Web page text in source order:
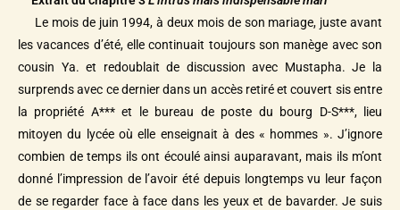
Le mois de juin 1994, à deux mois de son mariage, juste avant
les vacances d’été, elle continuait toujours son manège avec son
cousin Ya. et redoublait de discussion avec Mustapha. Je la
surprends avec ce dernier dans un accès retiré et couvert sis entre
la propriété A*** et le bureau de poste du bourg D-S***, lieu
mitoyen du lycée où elle enseignait à des « hommes ». J’ignore
combien de temps ils ont écoulé ainsi auparavant, mais ils m’ont
donné l’impression de l’avoir été depuis longtemps vu leur façon
de se regarder face à face dans les yeux et de bavarder. Je suis